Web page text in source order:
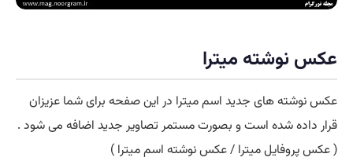
عکس نوشته میترا
عکس نوشته های جدید اسم میترا در این صفحه برای شما عزیزان
قرار داده شده است و بصورت مستمر تصاویر جدید اضافه می شود .
( عکس پروفایل میترا / عکس نوشته اسم میترا )